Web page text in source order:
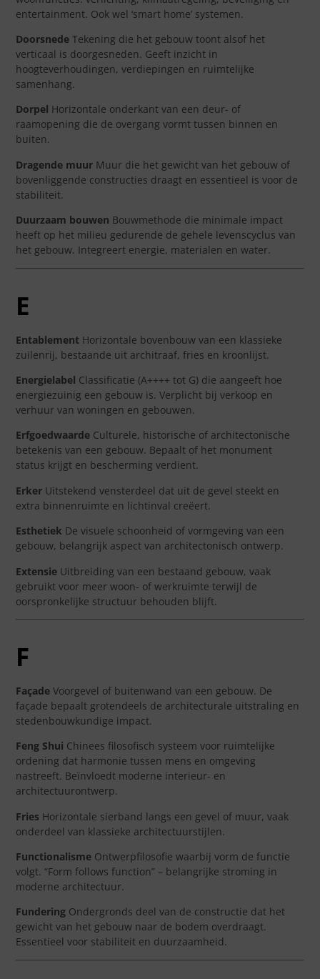
entertainment. Ook wel ‘smart home’ systemen.
Doorsnede Tekening die het gebouw toont alsof het
verticaal is doorgesneden. Geeft inzicht in
hoogteverhoudingen, verdiepingen en ruimtelijke
samenhang.
Dorpel Horizontale onderkant van een deur- of
raamopening die de overgang vormt tussen binnen en
buiten.
Dragende muur Muur die het gewicht van het gebouw of
bovenliggende constructies draagt en essentieel is voor de
stabiliteit.
Duurzaam bouwen Bouwmethode die minimale impact
heeft op het milieu gedurende de gehele levenscyclus van
het gebouw. Integreert energie, materialen en water.
E
Entablement Horizontale bovenbouw van een klassieke
zuilenrij, bestaande uit architraaf, fries en kroonlijst.
Energielabel Classificatie (A++++ tot G) die aangeeft hoe
energiezuinig een gebouw is. Verplicht bij verkoop en
verhuur van woningen en gebouwen.
Erfgoedwaarde Culturele, historische of architectonische
betekenis van een gebouw. Bepaalt of het monument
status krijgt en bescherming verdient.
Erker Uitstekend vensterdeel dat uit de gevel steekt en
extra binnenruimte en lichtinval creëert.
Esthetiek De visuele schoonheid of vormgeving van een
gebouw, belangrijk aspect van architectonisch ontwerp.
Extensie Uitbreiding van een bestaand gebouw, vaak
gebruikt voor meer woon- of werkruimte terwijl de
oorspronkelijke structuur behouden blijft.
F
Façade Voorgevel of buitenwand van een gebouw. De
façade bepaalt grotendeels de architecturale uitstraling en
stedenbouwkundige impact.
Feng Shui Chinees filosofisch systeem voor ruimtelijke
ordening dat harmonie tussen mens en omgeving
nastreeft. Beïnvloedt moderne interieur- en
architectuurontwerp.
Fries Horizontale sierband langs een gevel of muur, vaak
onderdeel van klassieke architectuurstijlen.
Functionalisme Ontwerpfilosofie waarbij vorm de functie
volgt. “Form follows function” – belangrijke stroming in
moderne architectuur.
Fundering Ondergronds deel van de constructie dat het
gewicht van het gebouw naar de bodem overdraagt.
Essentieel voor stabiliteit en duurzaamheid.